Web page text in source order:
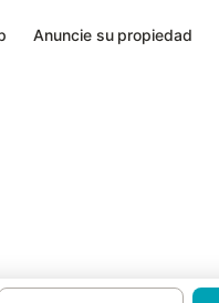
Anuncie su propiedad